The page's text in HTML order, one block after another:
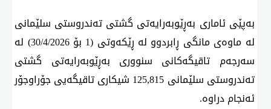
بەپێی ئاماری بەڕێوبەرایەتی گشتی تەندروستی سلێمانی
لە ماوەی مانگی ڕابردوو لە ڕێكەوتی (1 بۆ 30/4/2026) لە
سەرجەم تاقیگەكانی سنووری بەڕێوبەرایەتی گشتی
تەندروستی سلێمانی 125,815 شیكاری تاقیگەیی جۆراوجۆر
ئەنجام دراوە.